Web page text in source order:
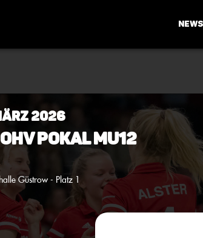
NEWS
2026
Pokal MU12
Güstrow - Platz 1